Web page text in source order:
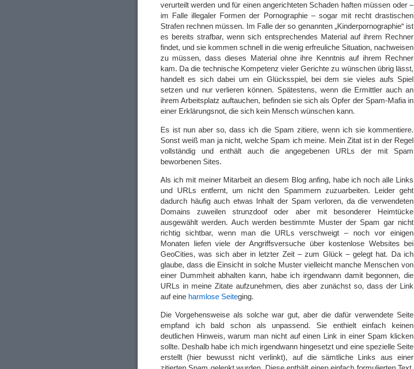
verurteilt werden und für einen angerichteten Schaden haften müssen oder –
im Falle illegaler Formen der Pornographie – sogar mit recht drastischen
Strafen rechnen müssen. Im Falle der so genannten „Kinderpornographie“ ist
es bereits strafbar, wenn sich entsprechendes Material auf ihrem Rechner
findet, und sie kommen schnell in die wenig erfreuliche Situation, nachweisen
zu müssen, dass dieses Material ohne ihre Kenntnis auf ihrem Rechner
kam. Da die technische Kompetenz vieler Gerichte zu wünschen übrig lässt,
handelt es sich dabei um ein Glücksspiel, bei dem sie vieles aufs Spiel
setzen und nur verlieren können. Spätestens, wenn die Ermittler auch an
ihrem Arbeitsplatz auftauchen, befinden sie sich als Opfer der Spam-Mafia in
einer Erklärungsnot, die sich kein Mensch wünschen kann.
Es ist nun aber so, dass ich die Spam zitiere, wenn ich sie kommentiere.
Sonst weiß man ja nicht, welche Spam ich meine. Mein Zitat ist in der Regel
vollständig und enthält auch die angegebenen URLs der mit Spam
beworbenen Sites.
Als ich mit meiner Mitarbeit an diesem Blog anfing, habe ich noch alle Links
und URLs entfernt, um nicht den Spammern zuzuarbeiten. Leider geht
dadurch häufig auch etwas Inhalt der Spam verloren, da die verwendeten
Domains zuweilen strunzdoof oder aber mit besonderer Heimtücke
ausgewählt werden. Auch werden bestimmte Muster der Spam gar nicht
richtig sichtbar, wenn man die URLs verschweigt – noch vor einigen
Monaten liefen viele der Angriffsversuche über kostenlose Websites bei
GeoCities, was sich aber in letzter Zeit – zum Glück – gelegt hat. Da ich
glaube, dass die Einsicht in solche Muster vielleicht manche Menschen von
einer Dummheit abhalten kann, habe ich irgendwann damit begonnen, die
URLs in meine Zitate aufzunehmen, dies aber zunächst so, dass der Link
auf eine harmlose Seiteging.
Die Vorgehensweise als solche war gut, aber die dafür verwendete Seite
empfand ich bald schon als unpassend. Sie enthielt einfach keinen
deutlichen Hinweis, warum man nicht auf einen Link in einer Spam klicken
sollte. Deshalb habe ich mich irgendwann hingesetzt und eine spezielle Seite
erstellt (hier bewusst nicht verlinkt), auf die sämtliche Links aus einer